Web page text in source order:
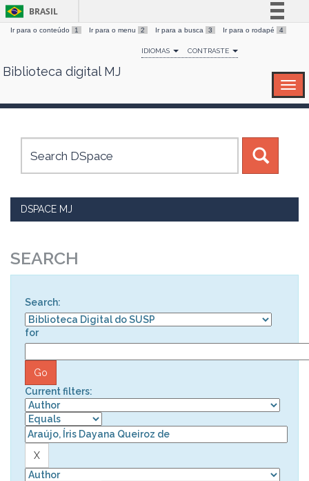
Skip
BRASIL
Simplifique!
Comunica BR
Canais
Ir para o conteúdo 1 Ir para o menu 2 Ir para a busca 3 Ir para o rodapé 4
IDIOMAS CONTRASTE
Biblioteca digital MJ
DSPACE MJ
SEARCH
Search:
for
Current filters: